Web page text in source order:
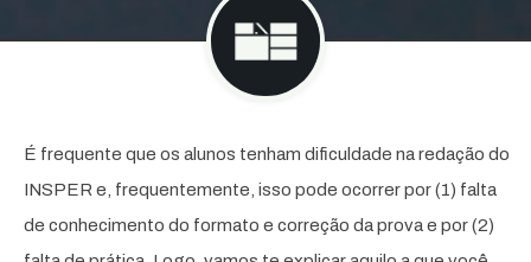
É frequente que os alunos tenham dificuldade na redação do
INSPER e, frequentemente, isso pode ocorrer por (1) falta
de conhecimento do formato e correção da prova e por (2)